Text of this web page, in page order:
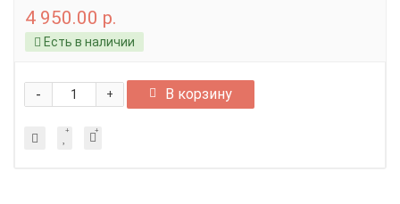
4 950.00 р.
Есть в наличии
+
- В корзину